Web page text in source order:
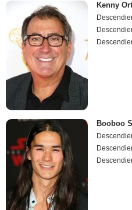
Kenny
Booboo